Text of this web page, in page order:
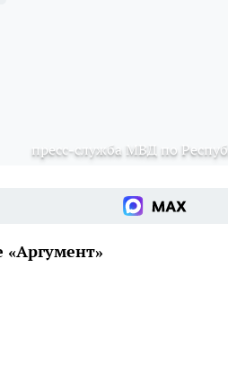
пресс-служба МВД по